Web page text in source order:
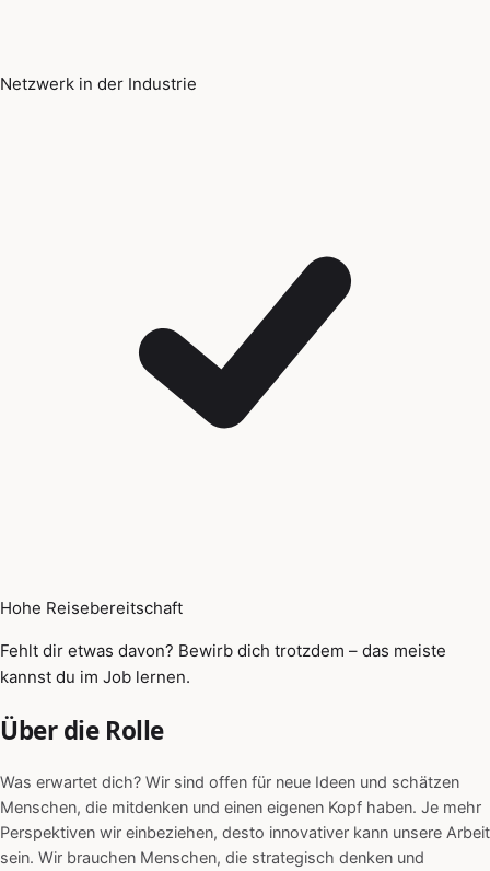
Netzwerk in der Industrie
Hohe Reisebereitschaft
Fehlt dir etwas davon? Bewirb dich trotzdem – das meiste
kannst du im Job lernen.
Über die Rolle
Was erwartet dich? Wir sind offen für neue Ideen und schätzen
Menschen, die mitdenken und einen eigenen Kopf haben. Je mehr
Perspektiven wir einbeziehen, desto innovativer kann unsere Arbeit
sein. Wir brauchen Menschen, die strategisch denken und